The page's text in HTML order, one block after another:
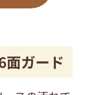
面ガード